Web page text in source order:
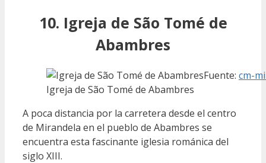
10. Igreja de São Tomé de
Abambres
Fuente: cm-
Igreja de São Tomé de Abambres
A poca distancia por la carretera desde el centro
de Mirandela en el pueblo de Abambres se
encuentra esta fascinante iglesia románica del
siglo XIII.